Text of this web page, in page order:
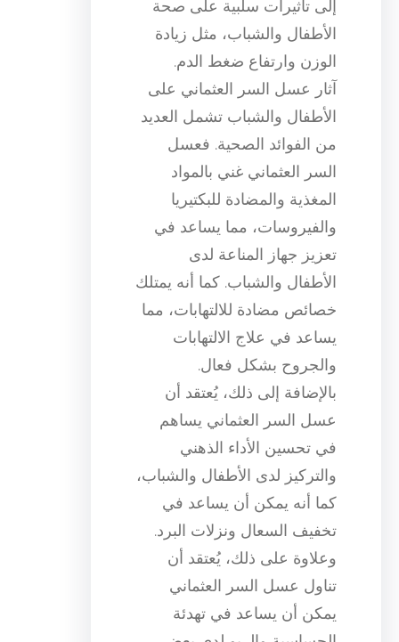
إلى تأثيرات سلبية على صحة
الأطفال والشباب، مثل زيادة
الوزن وارتفاع ضغط الدم.
آثار عسل السر العثماني على
الأطفال والشباب تشمل العديد
من الفوائد الصحية. فعسل
السر العثماني غني بالمواد
المغذية والمضادة للبكتيريا
والفيروسات، مما يساعد في
تعزيز جهاز المناعة لدى
الأطفال والشباب. كما أنه يمتلك
خصائص مضادة للالتهابات، مما
يساعد في علاج الالتهابات
والجروح بشكل فعال.
بالإضافة إلى ذلك، يُعتقد أن
عسل السر العثماني يساهم
في تحسين الأداء الذهني
والتركيز لدى الأطفال والشباب،
كما أنه يمكن أن يساعد في
تخفيف السعال ونزلات البرد.
وعلاوة على ذلك، يُعتقد أن
تناول عسل السر العثماني
يمكن أن يساعد في تهدئة